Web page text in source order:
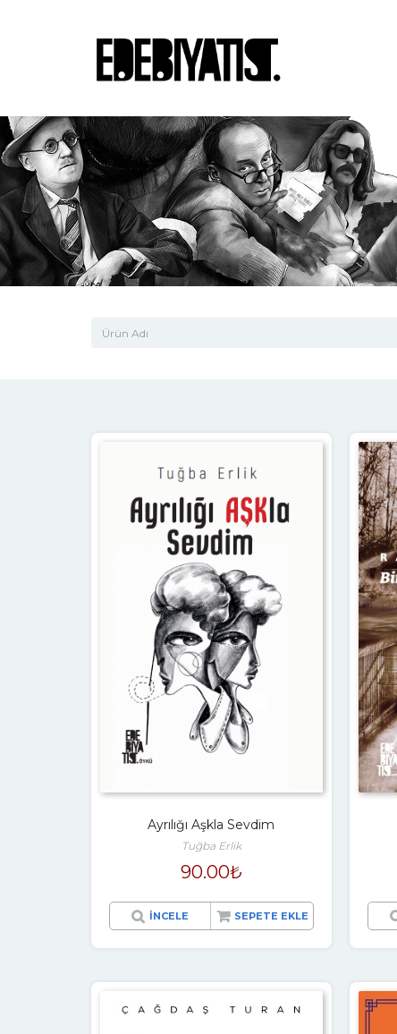
Ayrılığı Aşkla Sevdim
Tuğba Erlik
90.00₺
İNCELE SEPETE EKLE